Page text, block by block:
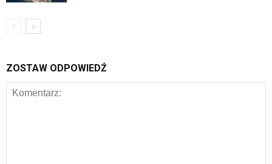
ZOSTAW ODPOWIEDŹ